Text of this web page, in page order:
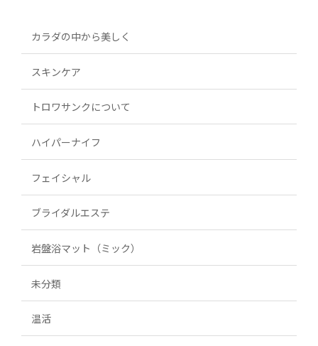
カラダの中から美しく
スキンケア
トロワサンクについて
ハイパーナイフ
フェイシャル
ブライダルエステ
岩盤浴マット（ミック）
未分類
温活